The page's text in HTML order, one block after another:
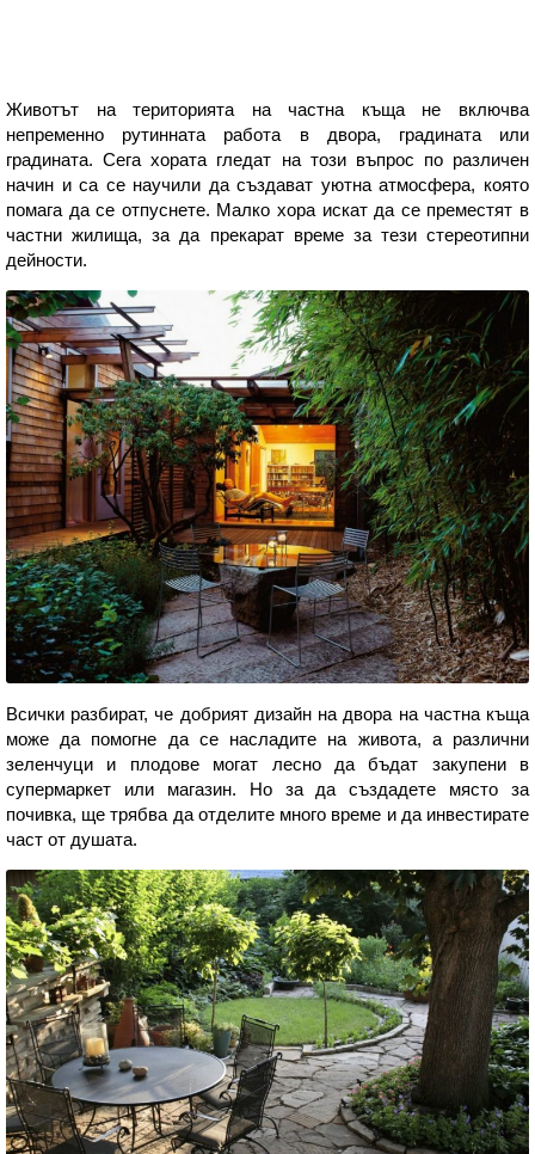
Животът на територията на частна къща не включва
непременно рутинната работа в двора, градината или
градината. Сега хората гледат на този въпрос по различен
начин и са се научили да създават уютна атмосфера, която
помага да се отпуснете. Малко хора искат да се преместят в
частни жилища, за да прекарат време за тези стереотипни
дейности.
Всички разбират, че добрият дизайн на двора на частна къща
може да помогне да се насладите на живота, а различни
зеленчуци и плодове могат лесно да бъдат закупени в
супермаркет или магазин. Но за да създадете място за
почивка, ще трябва да отделите много време и да инвестирате
част от душата.